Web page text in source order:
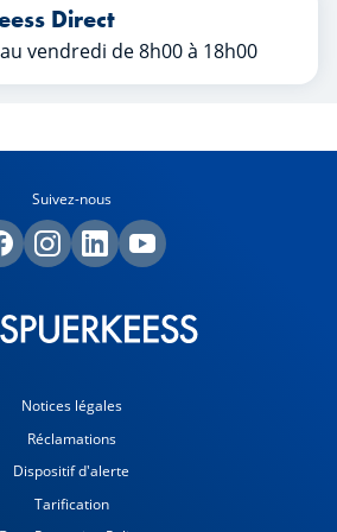
Direct
vendredi de 8h00 à 18h00
Suivez-nous
Notices légales
Réclamations
Dispositif d'alerte
Tarification